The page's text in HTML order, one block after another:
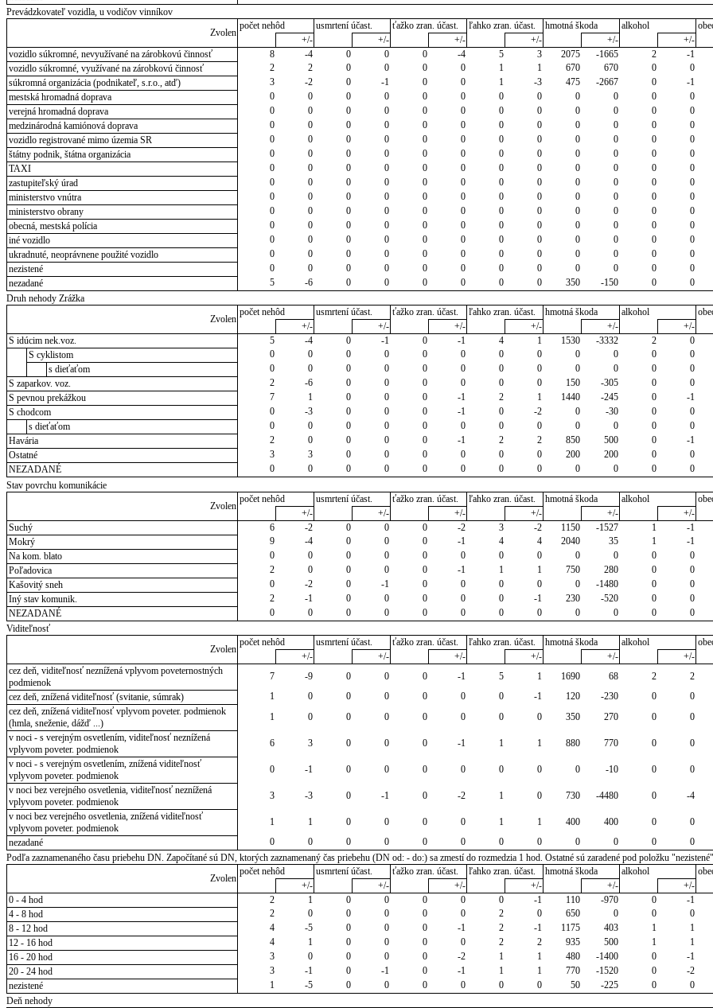
Prevádzkovateľ vozidla, u vodičov vinníkov
Zvolen
počet nehôd usmrtení účast. ťažko zran. účast. ľahko zran. účast. hmotná škoda alkohol
+/-
+/- +/- +/- +/- +/-
vozidlo súkromné, nevyužívané na zárobkovú činnosť
8 -4 0 0 0 -4 5 3 2075 -1665 2 -1
vozidlo súkromné, využívané na zárobkovú činnosť
2 2 0 0 0 0 1 1 670 670 0 0
súkromná organizácia (podnikateľ, s.r.o., atď)
3 -2 0 -1 0 0 1 -3 475 -2667 0 -1
mestská hromadná doprava
0 0 0 0 0 0 0 0 0 0 0 0
verejná hromadná doprava
0 0 0 0 0 0 0 0 0 0 0 0
medzinárodná kamiónová doprava
0 0 0 0 0 0 0 0 0 0 0 0
vozidlo registrované mimo územia SR
0 0 0 0 0 0 0 0 0 0 0 0
štátny podnik, štátna organizácia
0 0 0 0 0 0 0 0 0 0 0 0
TAXI
0 0 0 0 0 0 0 0 0 0 0 0
zastupiteľský úrad
0 0 0 0 0 0 0 0 0 0 0 0
ministerstvo vnútra
0 0 0 0 0 0 0 0 0 0 0 0
ministerstvo obrany
0 0 0 0 0 0 0 0 0 0 0 0
obecná, mestská polícia
0 0 0 0 0 0 0 0 0 0 0 0
iné vozidlo
0 0 0 0 0 0 0 0 0 0 0 0
ukradnuté, neoprávnene použité vozidlo
0 0 0 0 0 0 0 0 0 0 0 0
nezistené
0 0 0 0 0 0 0 0 0 0 0 0
nezadané
5 -6 0 0 0 0 0 0 350 -150 0 0
Druh nehody Zrážka
Zvolen
počet nehôd usmrtení účast. ťažko zran. účast. ľahko zran. účast. hmotná škoda alkohol
+/-
+/- +/- +/- +/- +/-
S idúcim nek.voz.
5 -4 0 -1 0 -1 4 1 1530 -3332 2 0
S cyklistom
0 0 0 0 0 0 0 0 0 0 0 0
s dieťaťom
0 0 0 0 0 0 0 0 0 0 0 0
S zaparkov. voz.
2 -6 0 0 0 0 0 0 150 -305 0 0
S pevnou prekážkou
7 1 0 0 0 -1 2 1 1440 -245 0 -1
S chodcom
0 -3 0 0 0 -1 0 -2 0 -30 0 0
s dieťaťom
0 0 0 0 0 0 0 0 0 0 0 0
Havária
2 0 0 0 0 -1 2 2 850 500 0 -1
Ostatné
3 3 0 0 0 0 0 0 200 200 0 0
NEZADANÉ
0 0 0 0 0 0 0 0 0 0 0 0
Stav povrchu komunikácie
Zvolen
počet nehôd usmrtení účast. ťažko zran. účast. ľahko zran. účast. hmotná škoda alkohol
+/-
+/- +/- +/- +/- +/-
Suchý
6 -2 0 0 0 -2 3 -2 1150 -1527 1 -1
Mokrý
9 -4 0 0 0 -1 4 4 2040 35 1 -1
Na kom. blato
0 0 0 0 0 0 0 0 0 0 0 0
Poľadovica
2 0 0 0 0 -1 1 1 750 280 0 0
Kašovitý sneh
0 -2 0 -1 0 0 0 0 0 -1480 0 0
Iný stav komunik.
2 -1 0 0 0 0 0 -1 230 -520 0 0
NEZADANÉ
0 0 0 0 0 0 0 0 0 0 0 0
Viditeľnosť
Zvolen
počet nehôd usmrtení účast. ťažko zran. účast. ľahko zran. účast. hmotná škoda alkohol
+/-
+/- +/- +/- +/- +/-
cez deň, viditeľnosť neznížená vplyvom poveternostných
podmienok
7 -9 0 0 0 -1 5 1 1690 68 2 2
cez deň, znížená viditeľnosť (svitanie, súmrak)
1 0 0 0 0 0 0 -1 120 -230 0 0
cez deň, znížená viditeľnosť vplyvom poveter. podmienok
(hmla, sneženie, dážď ...)
1 0 0 0 0 0 0 0 350 270 0 0
v noci - s verejným osvetlením, viditeľnosť neznížená
vplyvom poveter. podmienok
6 3 0 0 0 -1 1 1 880 770 0 0
v noci - s verejným osvetlením, znížená viditeľnosť
vplyvom poveter. podmienok
0 -1 0 0 0 0 0 0 0 -10 0 0
v noci bez verejného osvetlenia, viditeľnosť neznížená
vplyvom poveter. podmienok
3 -3 0 -1 0 -2 1 0 730 -4480 0 -4
v noci bez verejného osvetlenia, znížená viditeľnosť
vplyvom poveter. podmienok
1 1 0 0 0 0 1 1 400 400 0 0
nezadané
0 0 0 0 0 0 0 0 0 0 0 0
Podľa zaznamenaného času priebehu DN. Započítané sú DN, ktorých zaznamenaný čas priebehu (DN od: - do:) sa zmestí do rozmedzia 1 hod. Ostatné sú zaradené pod položku "nezistené"
Zvolen
počet nehôd usmrtení účast. ťažko zran. účast. ľahko zran. účast. hmotná škoda alkohol
+/-
+/- +/- +/- +/- +/-
0 - 4 hod
2 1 0 0 0 0 0 -1 110 -970 0 -1
4 - 8 hod
2 0 0 0 0 0 2 0 650 0 0 0
8 - 12 hod
4 -5 0 0 0 -1 2 -1 1175 403 1 1
12 - 16 hod
4 1 0 0 0 0 2 2 935 500 1 1
16 - 20 hod
3 0 0 0 0 -2 1 1 480 -1400 0 -1
20 - 24 hod
3 -1 0 -1 0 -1 1 1 770 -1520 0 -2
nezistené
1 -5 0 0 0 0 0 0 50 -225 0 0
Deň nehody